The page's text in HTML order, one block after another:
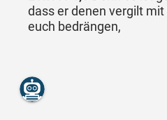
dass er denen vergilt mit
euch bedrängen,